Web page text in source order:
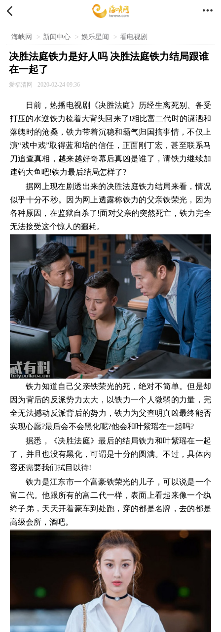
 
海峡网 > 新闻中心 > 娱乐星闻 > 看电视剧
决胜法庭铁力是好人吗 决胜法庭铁力结局跟谁
在一起了
爱福清网 2020-02-24 09:36
日前，热播电视剧《决胜法庭》历经生离死别、备受
打压的水逆铁力梳着大背头回来了!相比富二代时的潇洒和
落魄时的沧桑，铁力带着沉稳和霸气归国搞事情，不仅上
演“戏中戏”取得蓝和培的信任，正面刚丁宏，甚至联系马
刀追查真相，越来越好奇幕后真凶是谁了，请铁力继续加
速钓大鱼吧!铁力最后结局怎样了?
据网上现在剧透出来的决胜法庭铁力结局来看，情况
似乎十分不秒。因为网上透露称铁力的父亲铁荣光，因为
各种原因，在监狱自杀了!面对父亲的突然死亡，铁力完全
无法接受这个惊人的噩耗。
铁力知道自己父亲铁荣光的死，绝对不简单。但是却
因为背后的反派势力太大，以铁力一个人微弱的力量，完
全无法撼动反派背后的势力，铁力为父查明真凶最终能否
实现心愿?最后会不会黑化呢?他会和叶紫瑶在一起吗?
据悉，《决胜法庭》最后的结局铁力和叶紫瑶在一起
了，并且也没有黑化，可谓是十分的圆满。不过，具体内
容还需要我们拭目以待!
铁力是江东市一个富豪铁荣光的儿子，可以说是一个
富二代。他跟所有的富二代一样，表面上看起来像一个纨
绔子弟，天天开着豪车到处跑，穿的都是名牌，去的都是
高级会所，酒吧。